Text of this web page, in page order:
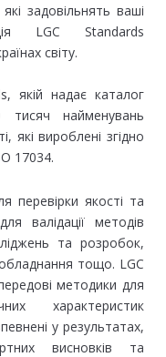
задовільнять ваші
LGC Standards
світу.
якій надає каталог
найменувань
які вироблені згідно
17034.
перевірки якості та
валідації методів
та розробок,
тощо. LGC
методики для
характеристик
у результатах,
висновків та